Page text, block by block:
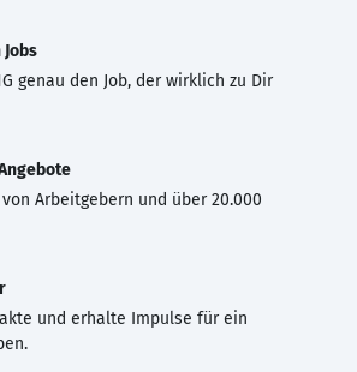
genau den Job, der wirklich zu Dir
Arbeitgebern und über 20.000
und erhalte Impulse für ein